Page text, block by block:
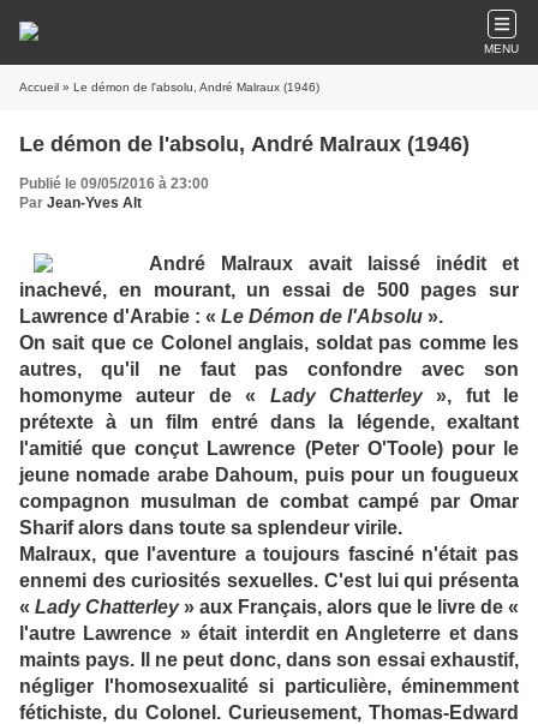
MENU
Accueil » Le démon de l'absolu, André Malraux (1946)
Le démon de l'absolu, André Malraux (1946)
Publié le 09/05/2016 à 23:00
Par Jean-Yves Alt
André Malraux avait laissé inédit et
inachevé, en mourant, un essai de 500 pages sur
Lawrence d'Arabie : « Le Démon de l'Absolu ».
On sait que ce Colonel anglais, soldat pas comme les
autres, qu'il ne faut pas confondre avec son
homonyme auteur de « Lady Chatterley», fut le
prétexte à un film entré dans la légende, exaltant
l'amitié que conçut Lawrence (Peter O'Toole) pour le
jeune nomade arabe Dahoum, puis pour un fougueux
compagnon musulman de combat campé par Omar
Sharif alors dans toute sa splendeur virile.
Malraux, que l'aventure a toujours fasciné n'était pas
ennemi des curiosités sexuelles. C'est lui qui présenta
« Lady Chatterley» aux Français, alors que le livre de «
l'autre Lawrence » était interdit en Angleterre et dans
maints pays. Il ne peut donc, dans son essai exhaustif,
négliger l'homosexualité si particulière, éminemment
fétichiste, du Colonel. Curieusement, Thomas-Edward